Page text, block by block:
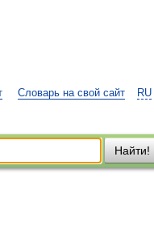
RU
Словарь на свой сайт
Найти!